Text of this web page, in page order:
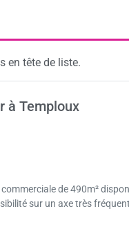
en tête de liste.
à Temploux
de 490m²
sur un axe très